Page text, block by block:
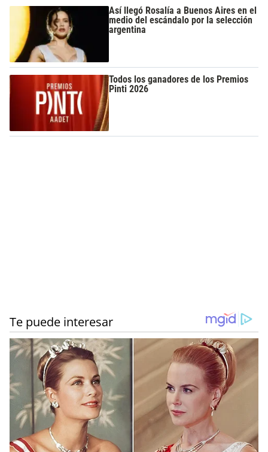
Así llegó Rosalía a Buenos Aires en el
medio del escándalo por la selección
argentina
Todos los ganadores de los Premios
Pinti 2026